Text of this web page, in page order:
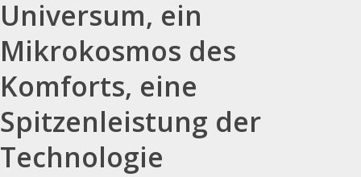
Universum, ein
Mikrokosmos des
Komforts, eine
Spitzenleistung der
Technologie